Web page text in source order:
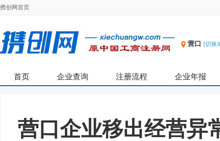
携创网首页
营口 [切换
首页 企业查询 注册流程 企业年报
营口企业移出经营异